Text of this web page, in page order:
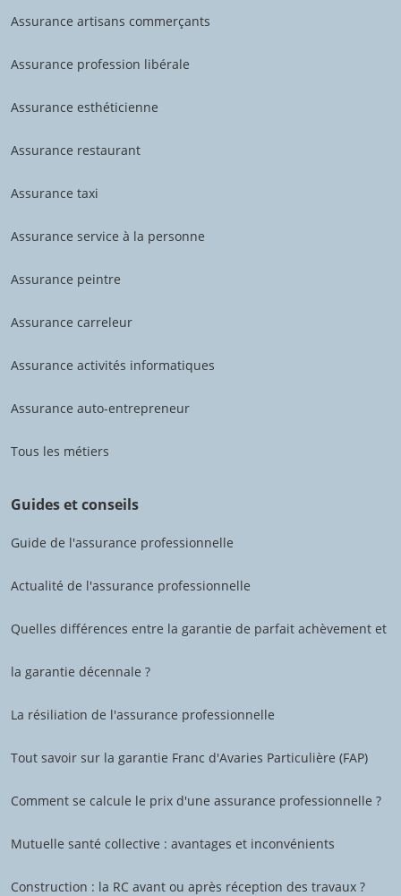
Assurance artisans commerçants
Assurance profession libérale
Assurance esthéticienne
Assurance restaurant
Assurance taxi
Assurance service à la personne
Assurance peintre
Assurance carreleur
Assurance activités informatiques
Assurance auto-entrepreneur
Tous les métiers
Guides et conseils
Guide de l'assurance professionnelle
Actualité de l'assurance professionnelle
Quelles différences entre la garantie de parfait achèvement et
la garantie décennale ?
La résiliation de l'assurance professionnelle
Tout savoir sur la garantie Franc d'Avaries Particulière (FAP)
Comment se calcule le prix d'une assurance professionnelle ?
Mutuelle santé collective : avantages et inconvénients
Construction : la RC avant ou après réception des travaux ?